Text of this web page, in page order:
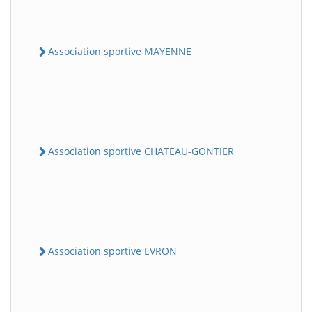
Association sportive MAYENNE
Association sportive CHATEAU-GONTIER
Association sportive EVRON